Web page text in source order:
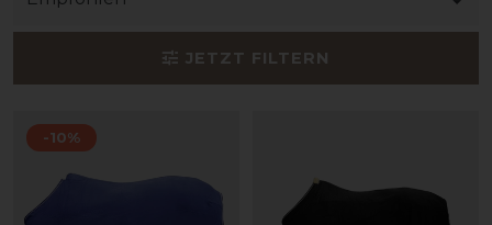
JETZT FILTERN
-10%